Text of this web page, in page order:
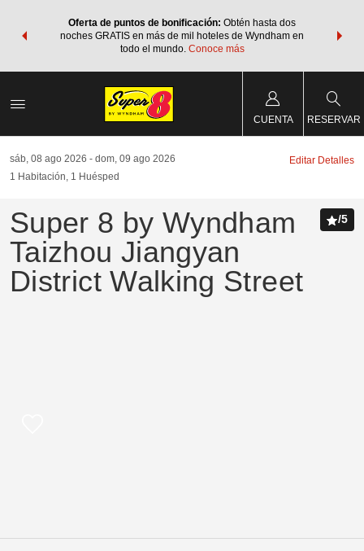
Oferta de puntos de bonificación:Obtén hasta dos
noches GRATIS en más de mil hoteles de Wyndham en
todo el mundo. Conoce más
de viaje
CUENTA RESERVAR
sáb, 08 ago 2026
dom, 09 ago 2026
1 Habitación, 1 Huésped
Editar Detalles
Super 8 by Wyndham
Taizhou Jiangyan
District Walking Street
/5